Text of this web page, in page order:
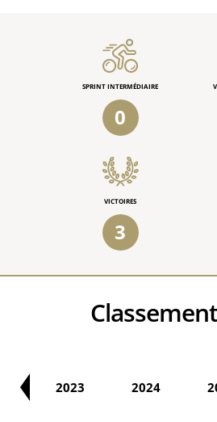
SPRINT INTERMÉDIAIRE
0
VICTOIRES
3
2023 2024